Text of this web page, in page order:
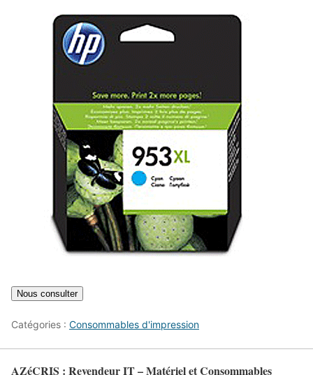
Catégories : Consommables d'impression
AZéCRIS : Revendeur IT – Matériel et Consommables